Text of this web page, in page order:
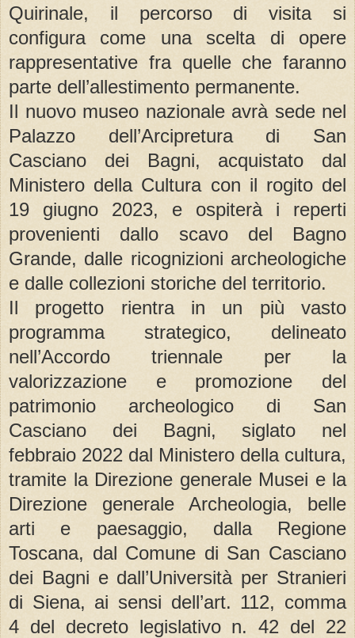
Quirinale, il percorso di visita si
configura come una scelta di opere
rappresentative fra quelle che faranno
parte dell’allestimento permanente.
Il nuovo museo nazionale avrà sede nel
Palazzo dell’Arcipretura di San
Casciano dei Bagni, acquistato dal
Ministero della Cultura con il rogito del
19 giugno 2023, e ospiterà i reperti
provenienti dallo scavo del Bagno
Grande, dalle ricognizioni archeologiche
e dalle collezioni storiche del territorio.
Il progetto rientra in un più vasto
programma strategico, delineato
nell’Accordo triennale per la
valorizzazione e promozione del
patrimonio archeologico di San
Casciano dei Bagni, siglato nel
febbraio 2022 dal Ministero della cultura,
tramite la Direzione generale Musei e la
Direzione generale Archeologia, belle
arti e paesaggio, dalla Regione
Toscana, dal Comune di San Casciano
dei Bagni e dall’Università per Stranieri
di Siena, ai sensi dell’art. 112, comma
4 del decreto legislativo n. 42 del 22